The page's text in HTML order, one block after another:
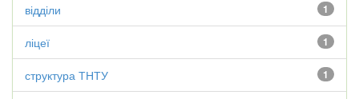
1
відділи
1
ліцеї
1
структура ТНТУ